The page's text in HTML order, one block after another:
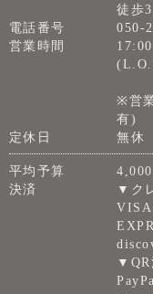
徒歩
電話番号
050-
営業時間
(L.O.
※営
有)
定休日
無休
平均予算
決済
▼ク
VISA
▼QR